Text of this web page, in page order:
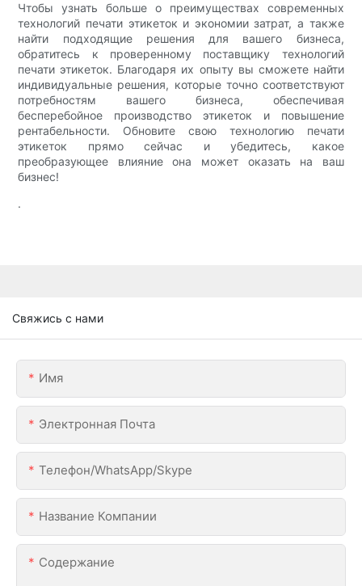
Чтобы узнать больше о преимуществах современных
технологий печати этикеток и экономии затрат, а также
найти подходящие решения для вашего бизнеса,
обратитесь к проверенному поставщику технологий
печати этикеток. Благодаря их опыту вы сможете найти
индивидуальные решения, которые точно соответствуют
потребностям вашего бизнеса, обеспечивая
бесперебойное производство этикеток и повышение
рентабельности. Обновите свою технологию печати
этикеток прямо сейчас и убедитесь, какое
преобразующее влияние она может оказать на ваш
бизнес!
.
Свяжись с нами
Имя
Электронная Почта
Телефон/WhatsApp/Skype
Название Компании
Содержание